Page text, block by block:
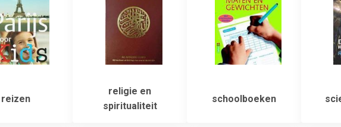
reizen
religie en
spiritualiteit
schoolboeken